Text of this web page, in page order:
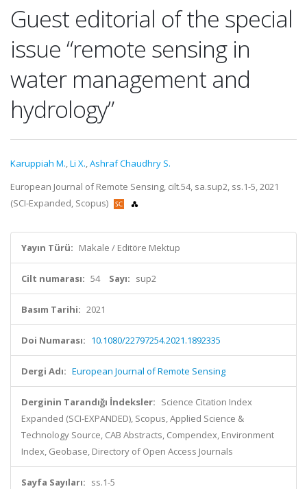
Guest editorial of the special
issue “remote sensing in
water management and
hydrology”
Karuppiah M.,Li X.,Ashraf Chaudhry S.
European Journal of Remote Sensing, cilt.54, sa.sup2, ss.1-5, 2021
(SCI-Expanded, Scopus)
Yayın Türü: Makale / Editöre Mektup
Cilt numarası: 54 Sayı: sup2
Basım Tarihi: 2021
Doi Numarası: 10.1080/22797254.2021.1892335
Dergi Adı: European Journal of Remote Sensing
Derginin Tarandığı İndeksler: Science Citation Index
Expanded (SCI-EXPANDED), Scopus, Applied Science &
Technology Source, CAB Abstracts, Compendex, Environment
Index, Geobase, Directory of Open Access Journals
Sayfa Sayıları: ss.1-5